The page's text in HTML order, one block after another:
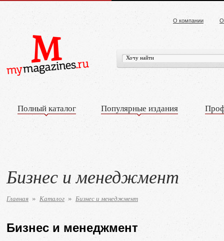
О компании
Полный каталог Популярные издания
Бизнес и менеджмент
Главная » Каталог » Бизнес и менеджмент
Бизнес и менеджмент